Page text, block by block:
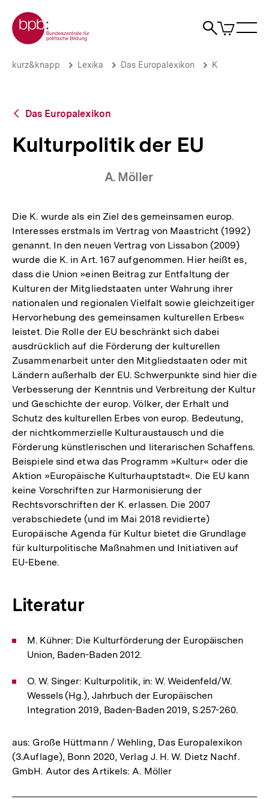
zum
Seiteninhalt
springen
Zur Startseite der bpb
Suche
Artikel
im
Kulturpolitik
bpb.de
Brotkrümelnavigation
Pfadnavigation
kurz&knapp Lexika Das Europalexikon K
Zurück
Übersicht
Das Europalexikon
Kulturpolitik der EU
A. Möller
Die K. wurde als ein Ziel des gemeinsamen europ.
Interesses erstmals im Vertrag von Maastricht (1992)
genannt. In den neuen Vertrag von Lissabon (2009)
wurde die K. in Art. 167 aufgenommen. Hier heißt es,
dass die Union »einen Beitrag zur Entfaltung der
Kulturen der Mitgliedstaaten unter Wahrung ihrer
nationalen und regionalen Vielfalt sowie gleichzeitiger
Hervorhebung des gemeinsamen kulturellen Erbes«
leistet. Die Rolle der EU beschränkt sich dabei
ausdrücklich auf die Förderung der kulturellen
Zusammenarbeit unter den Mitgliedstaaten oder mit
Ländern außerhalb der EU. Schwerpunkte sind hier die
Verbesserung der Kenntnis und Verbreitung der Kultur
und Geschichte der europ. Völker, der Erhalt und
Schutz des kulturellen Erbes von europ. Bedeutung,
der nichtkommerzielle Kulturaustausch und die
Förderung künstlerischen und literarischen Schaffens.
Beispiele sind etwa das Programm »Kultur« oder die
Aktion »Europäische Kulturhauptstadt«. Die EU kann
keine Vorschriften zur Harmonisierung der
Rechtsvorschriften der K. erlassen. Die 2007
verabschiedete (und im Mai 2018 revidierte)
Europäische Agenda für Kultur bietet die Grundlage
für kulturpolitische Maßnahmen und Initiativen auf
EU-Ebene.
Literatur
M. Kühner: Die Kulturförderung der Europäischen
Union, Baden-Baden 2012.
O. W. Singer: Kulturpolitik, in: W. Weidenfeld/W.
Wessels (Hg.), Jahrbuch der Europäischen
Integration 2019, Baden-Baden 2019, S.257-260.
aus: Große Hüttmann / Wehling, Das Europalexikon
(3.Auflage), Bonn 2020, Verlag J. H. W. Dietz Nachf.
GmbH. Autor des Artikels: A. Möller